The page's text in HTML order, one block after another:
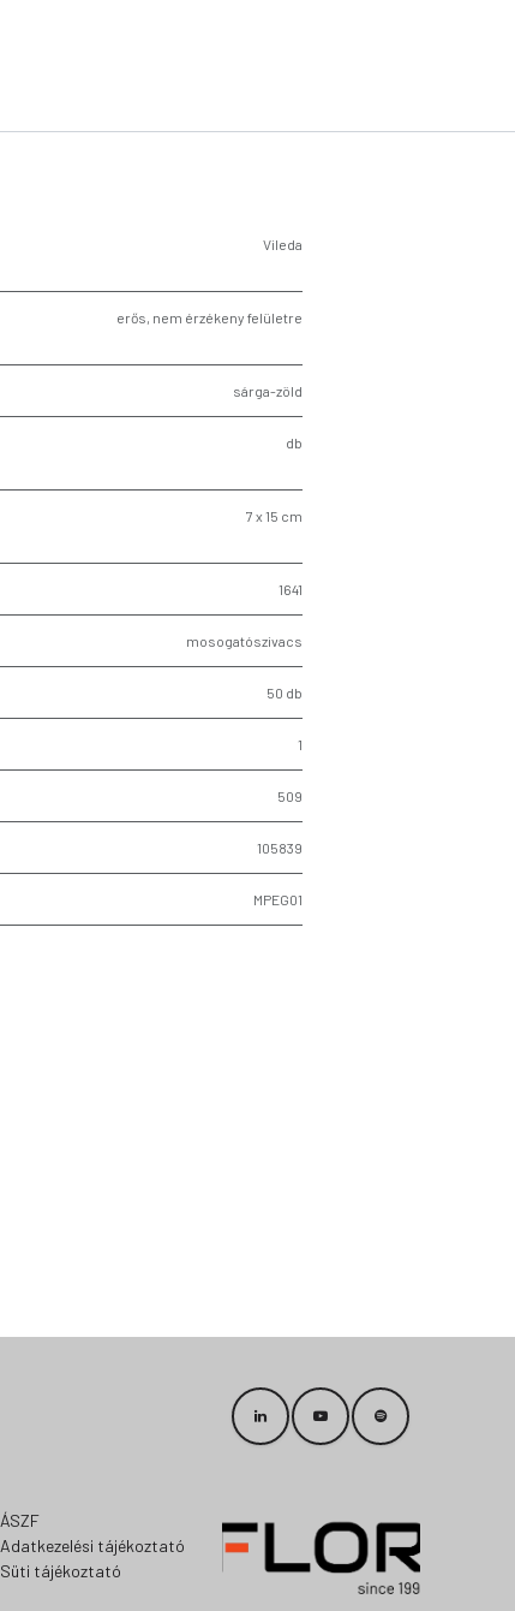
Vileda
erős, nem érzékeny felületre
sárga-zöld
db
7 x 15 cm
1641
mosogatószivacs
50 db
1
509
105839
MPEG01
ÁSZF
Adatkezelési tájékoztató
Süti tájékoztató